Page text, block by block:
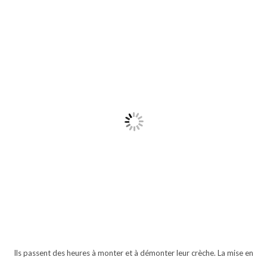
Ils passent des heures à monter et à démonter leur crèche. La mise en